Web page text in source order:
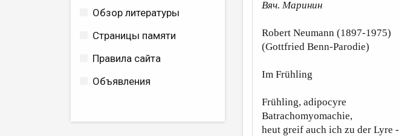
Обзор литературы
Страницы памяти
Правила сайта
Объявления
Вяч. Маринин
Robert Neumann (1897-1975)
(Gottfried Benn-Parodie)
Im Frühling
Frühling, adipocyre
Batrachomyomachie,
heut greif auch ich zu der Lyre -